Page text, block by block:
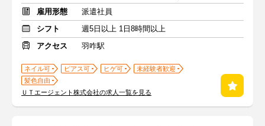
雇用形態
派遣社員
シフト
週5日以上 1日8時間以上
アクセス
羽咋駅
ネイル可 ピアス可 ヒゲ可
未経験者歓迎
髪色自由
ＵＴエージェント株式会社の求人一覧を見る